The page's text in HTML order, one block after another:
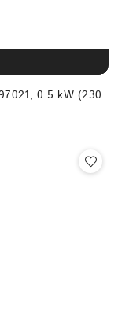
0.5 kW (230